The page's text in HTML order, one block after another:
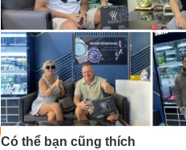
Có thể bạn cũng thích